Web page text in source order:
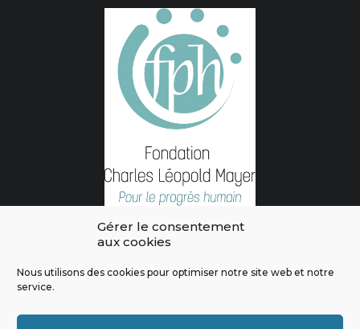
Gérer le consentement
aux cookies
Nous utilisons des cookies pour optimiser notre site web et notre
service.
L'intégralité des contenus de ce site sont publiés sous licence